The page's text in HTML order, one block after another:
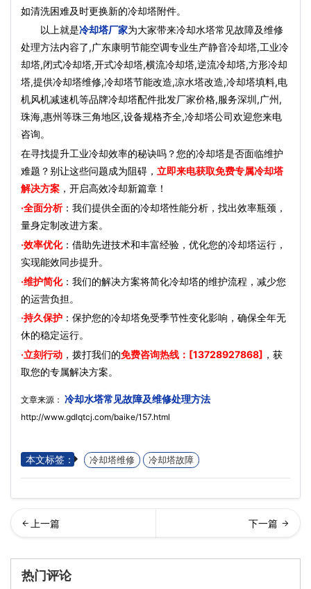
如清洗困难及时更换新的冷却塔附件。
以上就是冷却塔厂家为大家带来冷却水塔常见故障及维修
处理方法内容了,广东康明节能空调专业生产静音冷却塔,工业冷
却塔,闭式冷却塔,开式冷却塔,横流冷却塔,逆流冷却塔,方形冷却
塔,提供冷却塔维修,冷却塔节能改造,凉水塔改造,冷却塔填料,电
机风机减速机等品牌冷却塔配件批发厂家价格,服务深圳,广州,
珠海,惠州等珠三角地区,设备规格齐全,冷却塔公司欢迎您来电
咨询。
在寻找提升工业冷却效率的秘诀吗？您的冷却塔是否面临维护
难题？别让这些问题成为阻碍， 立即来电获取免费专属冷却塔
解决方案 ，开启高效冷却新篇章！
·全面分析：我们提供全面的冷却塔性能分析，找出效率瓶颈，
量身定制改进方案。
·效率优化：借助先进技术和丰富经验，优化您的冷却塔运行，
实现能效同步提升。
·维护简化：我们的解决方案将简化冷却塔的维护流程，减少您
的运营负担。
·持久保护 ：保护您的冷却塔免受季节性变化影响，确保全年无
休的稳定运行。
·立刻行动 ，拨打我们的免费咨询热线：[13728927868] ，获
取您的专属解决方案。
文章来源： 冷却水塔常见故障及维修处理方法
http://www.gdlqtcj.com/baike/157.html
本文标签： 冷却塔维修 冷却塔故障
热门评论